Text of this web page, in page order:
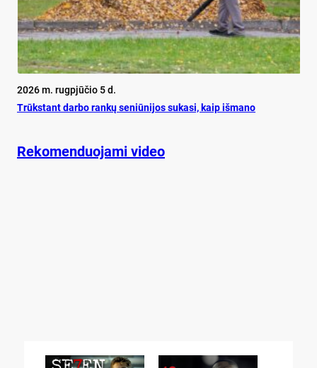
2026 m. rugpjūčio 5 d.
Trūks­tant dar­bo ran­kų se­niū­ni­jos su­ka­si, kaip iš­ma­no
Rekomenduojami video